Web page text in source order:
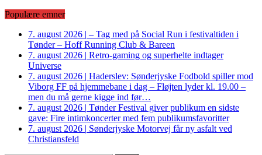
Populære emner
7. august 2026 | – Tag med på Social Run i festivaltiden i
Tønder – Hoff Running Club & Bareen
7. august 2026 | Retro-gaming og superhelte indtager
Universe
7. august 2026 | Haderslev: Sønderjyske Fodbold spiller mod
Viborg FF på hjemmebane i dag – Fløjten lyder kl. 19.00 –
men du må gerne kigge ind før…
7. august 2026 | Tønder Festival giver publikum en sidste
gave: Fire intimkoncerter med fem publikumsfavoritter
7. august 2026 | Sønderjyske Motorvej får ny asfalt ved
Christiansfeld